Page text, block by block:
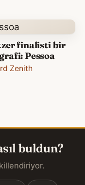
finalisti bir
Pessoa
Zenith
buldun?